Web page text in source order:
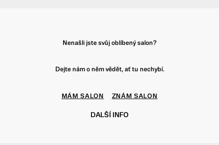
Nenašli jste svůj oblíbený salon?
Dejte nám o něm vědět, ať tu nechybí.
MÁM SALON ZNÁM SALON
DALŠÍ INFO